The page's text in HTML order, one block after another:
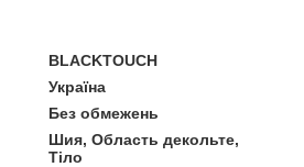
BLACKTOUCH
Україна
Без обмежень
Шия, Область декольте,
Тіло